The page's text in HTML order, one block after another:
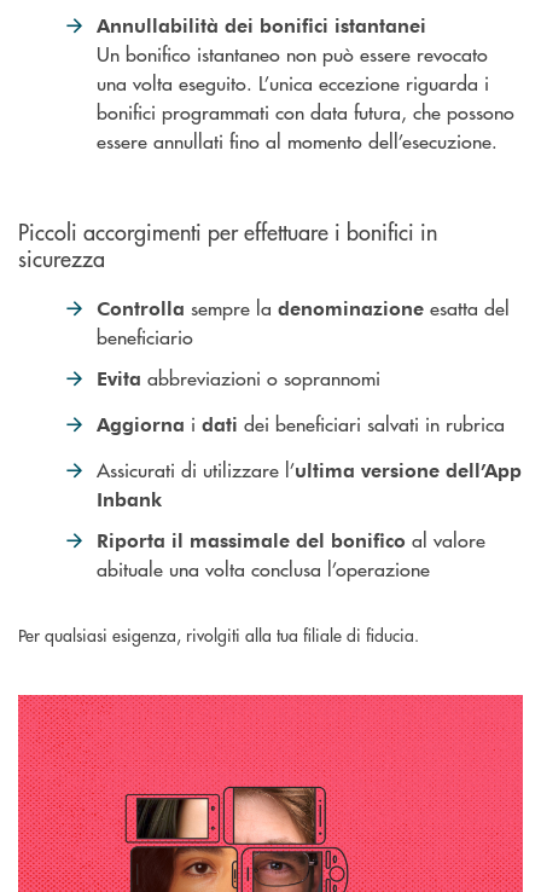
Annullabilità dei bonifici istantanei
Un bonifico istantaneo non può essere revocato
una volta eseguito. L’unica eccezione riguarda i
bonifici programmati con data futura, che possono
essere annullati fino al momento dell’esecuzione.
Piccoli accorgimenti per effettuare i bonifici in
sicurezza
Controlla sempre la denominazione esatta del
beneficiario
Evita abbreviazioni o soprannomi
Aggiorna i dati dei beneficiari salvati in rubrica
Assicurati di utilizzare l’ultima versione dell’App
Inbank
Riporta il massimale del bonifico al valore
abituale una volta conclusa l’operazione
Per qualsiasi esigenza, rivolgiti alla tua filiale di fiducia.
Scopri come